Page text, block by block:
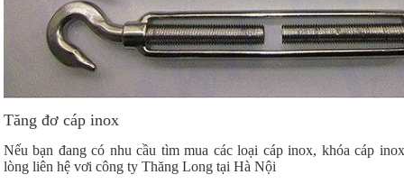
Tăng đơ cáp inox
Nếu bạn đang có nhu cầu tìm mua các loại cáp inox, khóa cáp
lòng liên hệ vơi công ty Thăng Long tại Hà Nội